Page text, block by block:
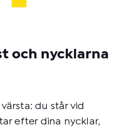
och nycklarna
du står vid
efter dina nycklar,